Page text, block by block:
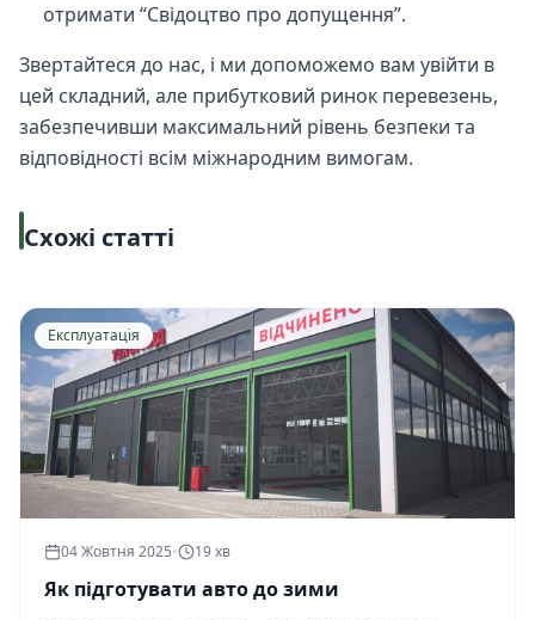
отримати “Свідоцтво про допущення”.
Звертайтеся до нас, і ми допоможемо вам увійти в
цей складний, але прибутковий ринок перевезень,
забезпечивши максимальний рівень безпеки та
відповідності всім міжнародним вимогам.
Схожі статті
Експлуатація
04 Жовтня 2025• 19 хв
Як підготувати авто до зими